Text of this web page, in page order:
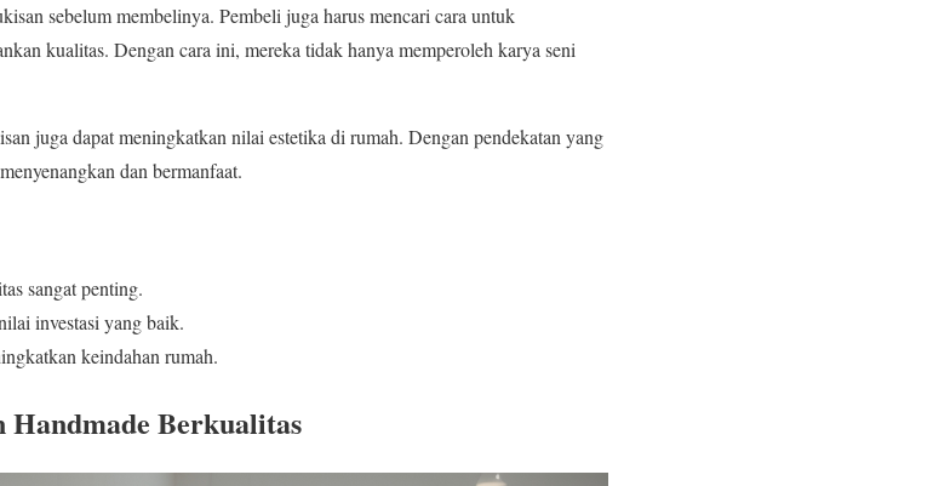
sebelum membelinya. Pembeli juga harus mencari cara untuk
kualitas. Dengan cara ini, mereka tidak hanya memperoleh karya seni
juga dapat meningkatkan nilai estetika di rumah. Dengan pendekatan yang
dan bermanfaat.
sangat penting.
investasi yang baik.
keindahan rumah.
Berkualitas